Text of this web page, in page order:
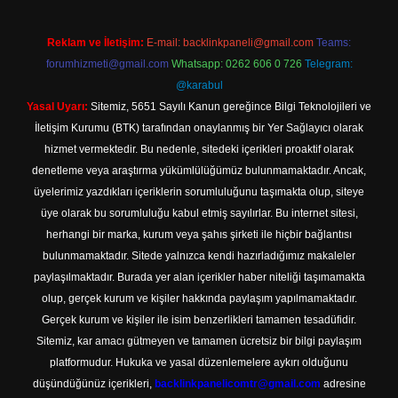
Reklam ve İletişim: E-mail: backlinkpaneli@gmail.com Teams:
forumhizmeti@gmail.com Whatsapp: 0262 606 0 726 Telegram:
@karabul
Yasal Uyarı: Sitemiz, 5651 Sayılı Kanun gereğince Bilgi Teknolojileri ve
İletişim Kurumu (BTK) tarafından onaylanmış bir Yer Sağlayıcı olarak
hizmet vermektedir. Bu nedenle, sitedeki içerikleri proaktif olarak
denetleme veya araştırma yükümlülüğümüz bulunmamaktadır. Ancak,
üyelerimiz yazdıkları içeriklerin sorumluluğunu taşımakta olup, siteye
üye olarak bu sorumluluğu kabul etmiş sayılırlar. Bu internet sitesi,
herhangi bir marka, kurum veya şahıs şirketi ile hiçbir bağlantısı
bulunmamaktadır. Sitede yalnızca kendi hazırladığımız makaleler
paylaşılmaktadır. Burada yer alan içerikler haber niteliği taşımamakta
olup, gerçek kurum ve kişiler hakkında paylaşım yapılmamaktadır.
Gerçek kurum ve kişiler ile isim benzerlikleri tamamen tesadüfidir.
Sitemiz, kar amacı gütmeyen ve tamamen ücretsiz bir bilgi paylaşım
platformudur. Hukuka ve yasal düzenlemelere aykırı olduğunu
düşündüğünüz içerikleri, backlinkpanelicomtr@gmail.com adresine